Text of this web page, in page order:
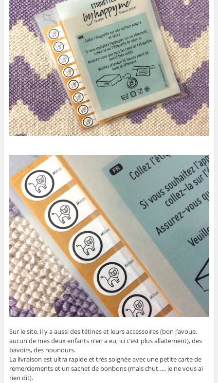
Sur le site, il y a aussi des tétines et leurs accessoires (bon j’avoue,
aucun de mes deux enfants n’en a eu, ici c’est plus allaitement), des
bavoirs, des nounours.
La livraison est ultra rapide et très soignée avec une petite carte de
remerciements et un sachet de bonbons (mais chut…., je ne vous ai
rien dit).